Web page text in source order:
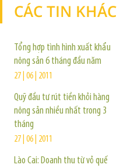
CÁC TIN KHÁC
Tổng hợp tình hình xuất khẩu
nông sản 6 tháng đầu năm
27 | 06 | 2011
Quỹ đầu tư rút tiền khỏi hàng
nông sản nhiều nhất trong 3
tháng
27 | 06 | 2011
Lào Cai: Doanh thu từ vỏ quế